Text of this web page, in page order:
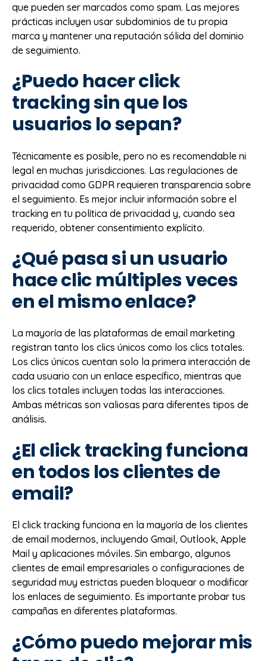
que pueden ser marcados como spam. Las mejores
prácticas incluyen usar subdominios de tu propia
marca y mantener una reputación sólida del dominio
de seguimiento.
¿Puedo hacer click
tracking sin que los
usuarios lo sepan?
Técnicamente es posible, pero no es recomendable ni
legal en muchas jurisdicciones. Las regulaciones de
privacidad como GDPR requieren transparencia sobre
el seguimiento. Es mejor incluir información sobre el
tracking en tu política de privacidad y, cuando sea
requerido, obtener consentimiento explícito.
¿Qué pasa si un usuario
hace clic múltiples veces
en el mismo enlace?
La mayoría de las plataformas de email marketing
registran tanto los clics únicos como los clics totales.
Los clics únicos cuentan solo la primera interacción de
cada usuario con un enlace específico, mientras que
los clics totales incluyen todas las interacciones.
Ambas métricas son valiosas para diferentes tipos de
análisis.
¿El click tracking funciona
en todos los clientes de
email?
El click tracking funciona en la mayoría de los clientes
de email modernos, incluyendo Gmail, Outlook, Apple
Mail y aplicaciones móviles. Sin embargo, algunos
clientes de email empresariales o configuraciones de
seguridad muy estrictas pueden bloquear o modificar
los enlaces de seguimiento. Es importante probar tus
campañas en diferentes plataformas.
¿Cómo puedo mejorar mis